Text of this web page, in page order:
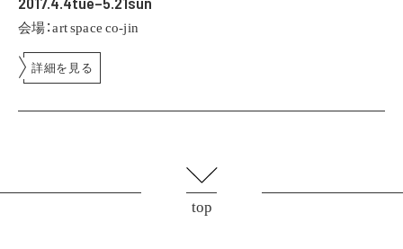
会場：art space co-jin
詳細を見る
top